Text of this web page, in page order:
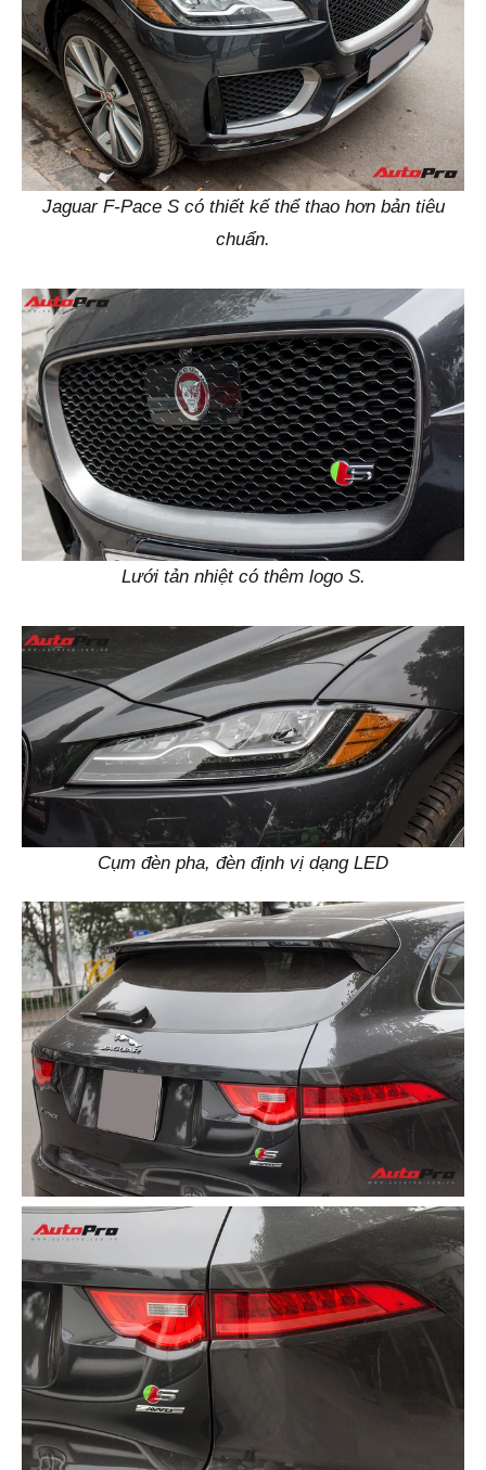
Jaguar F-Pace S có thiết kế thể thao hơn bản tiêu
chuẩn.
Lưới tản nhiệt có thêm logo S.
Cụm đèn pha, đèn định vị dạng LED